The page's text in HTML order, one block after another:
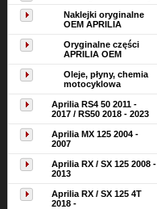
Naklejki oryginalne
OEM APRILIA
Oryginalne części
APRILIA OEM
Oleje, płyny, chemia
motocyklowa
Aprilia RS4 50 2011 -
2017 / RS50 2018 - 2023
Aprilia MX 125 2004 -
2007
Aprilia RX / SX 125 2008 -
2013
Aprilia RX / SX 125 4T
2018 -